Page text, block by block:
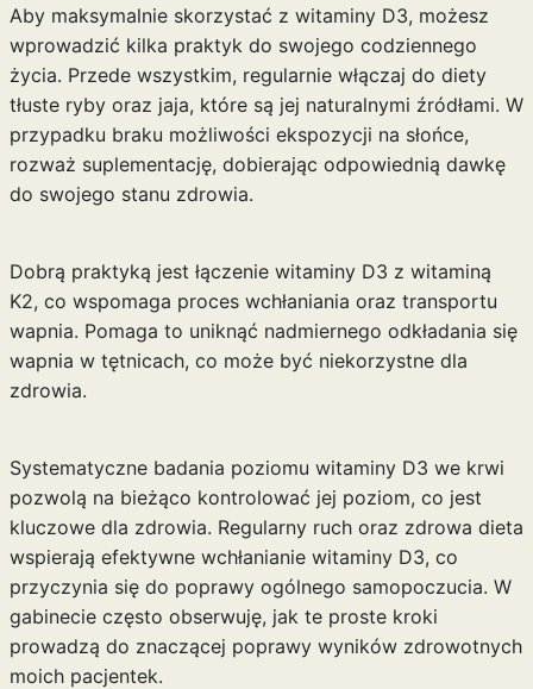
Aby maksymalnie skorzystać z witaminy D3, możesz
wprowadzić kilka praktyk do swojego codziennego
życia. Przede wszystkim, regularnie włączaj do diety
tłuste ryby oraz jaja, które są jej naturalnymi źródłami. W
przypadku braku możliwości ekspozycji na słońce,
rozważ suplementację, dobierając odpowiednią dawkę
do swojego stanu zdrowia.
Dobrą praktyką jest łączenie witaminy D3 z witaminą
K2, co wspomaga proces wchłaniania oraz transportu
wapnia. Pomaga to uniknąć nadmiernego odkładania się
wapnia w tętnicach, co może być niekorzystne dla
zdrowia.
Systematyczne badania poziomu witaminy D3 we krwi
pozwolą na bieżąco kontrolować jej poziom, co jest
kluczowe dla zdrowia. Regularny ruch oraz zdrowa dieta
wspierają efektywne wchłanianie witaminy D3, co
przyczynia się do poprawy ogólnego samopoczucia. W
gabinecie często obserwuję, jak te proste kroki
prowadzą do znaczącej poprawy wyników zdrowotnych
moich pacjentek.